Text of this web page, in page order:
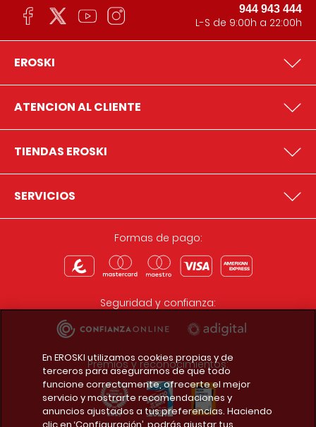
944 943 444
L-S de 9:00h a 22:00h
EROSKI
ATENCION AL CLIENTE
TIENDAS EROSKI
SERVICIOS
Formas de pago:
Seguridad y confianza:
Premios y reconocimientos:
En EROSKI utilizamos cookies propias y de
terceros para asegurarnos de que todo
funcione correctamente, ofrecerte el mejor
servicio y mostrarte recomendaciones y
anuncios ajustados a tus preferencias. Haciendo
clic en ‘Configuración’, podrás ajustar tus